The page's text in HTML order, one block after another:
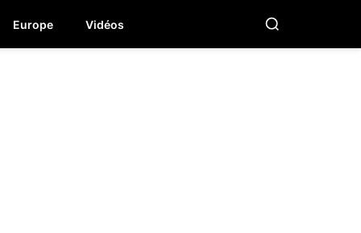
Europe Vidéos